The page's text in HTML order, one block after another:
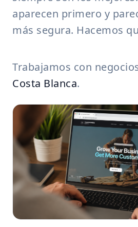
aparecen primero y
más segura. Hacemos
Trabajamos con
Costa Blanca.